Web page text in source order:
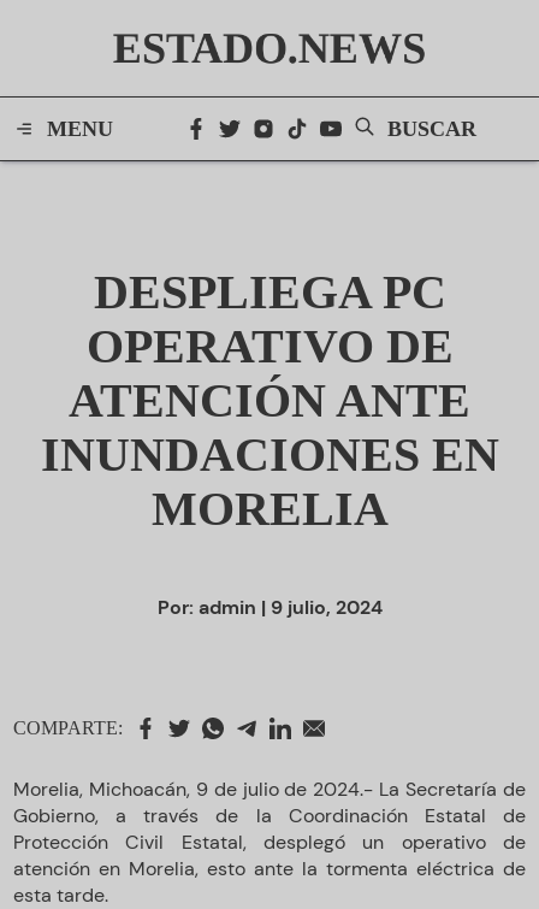
ESTADO.NEWS
MENU BUSCAR
DESPLIEGA PC
OPERATIVO DE
ATENCIÓN ANTE
INUNDACIONES EN
MORELIA
Por: admin | 9 julio, 2024
COMPARTE:
Morelia, Michoacán, 9 de julio de 2024.- La Secretaría de
Gobierno, a través de la Coordinación Estatal de
Protección Civil Estatal, desplegó un operativo de
atención en Morelia, esto ante la tormenta eléctrica de
esta tarde.